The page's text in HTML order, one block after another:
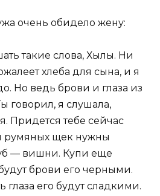
очень обидело жену:
такие слова, Хылы. Ни
хлеба для сына, и я
Но ведь брови и глаза из
говорил, я слушала,
Придется тебе сейчас
румяных щек нужны
— вишни. Купи еще
брови его черными.
глаза его будут сладкими.